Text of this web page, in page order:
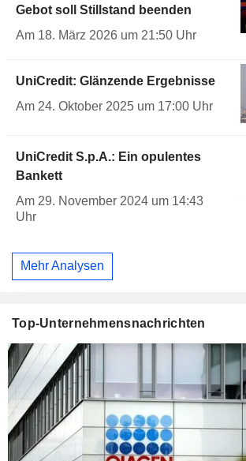
Gebot soll Stillstand beenden
Am 18. März 2026 um 21:50 Uhr
UniCredit: Glänzende Ergebnisse
Am 24. Oktober 2025 um 17:00 Uhr
UniCredit S.p.A.: Ein opulentes
Bankett
Am 29. November 2024 um 14:43
Uhr
Mehr Analysen
Top-Unternehmensnachrichten